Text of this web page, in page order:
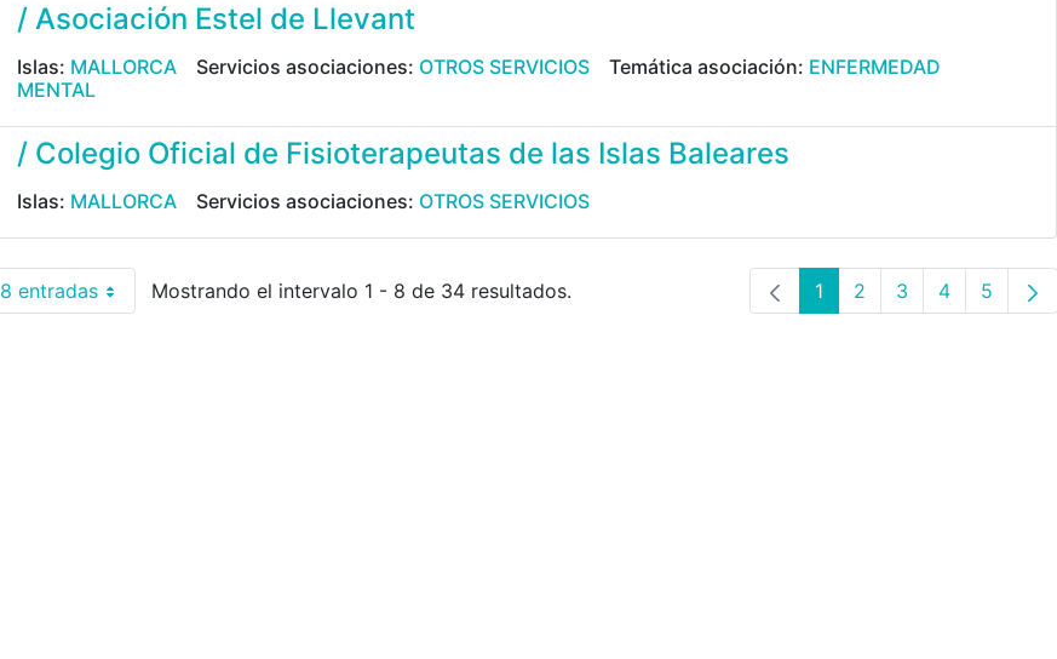
/ Asociación Estel de Llevant
Islas: MALLORCA Servicios asociaciones: OTROS SERVICIOS Temática asociación: ENFERMEDAD
MENTAL
/ Colegio Oficial de Fisioterapeutas de las Islas Baleares
Islas: MALLORCA Servicios asociaciones: OTROS SERVICIOS
8 entradasPor páginaMostrando el intervalo 1 - 8 de 34 resultados. Página
1 Página
2 Página
3 Página
4 Página
5